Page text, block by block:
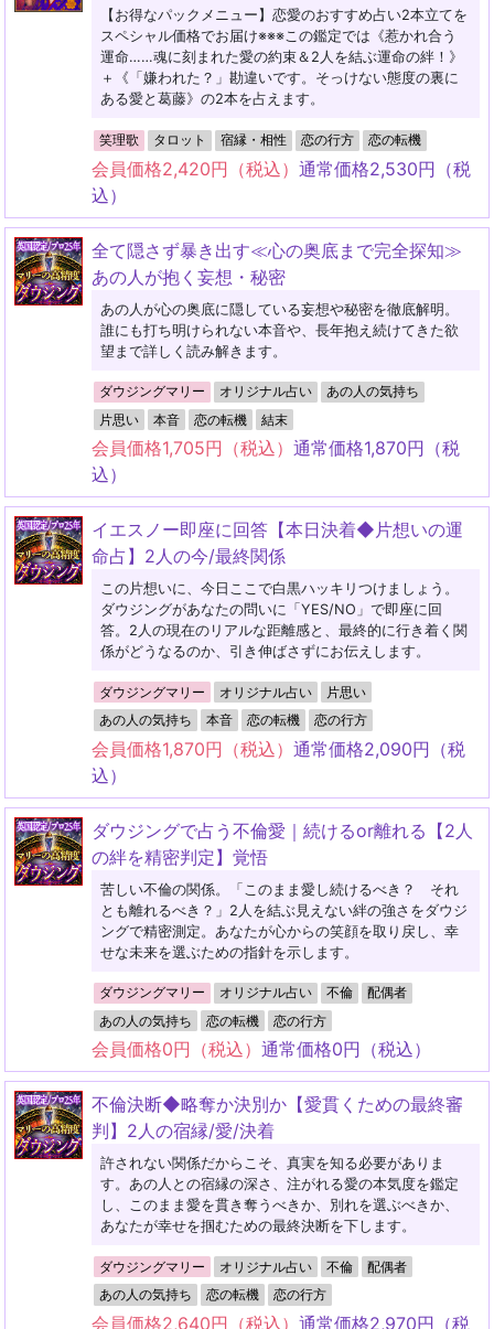
【お得なパックメニュー】恋愛のおすすめ占い2本立てを
スペシャル価格でお届け※※※この鑑定では《惹かれ合う
運命……魂に刻まれた愛の約束＆2人を結ぶ運命の絆！》
＋《「嫌われた？」勘違いです。そっけない態度の裏に
ある愛と葛藤》の2本を占えます。
笑理歌 タロット 宿縁・相性 恋の行方 恋の転機
会員価格2,420円（税込）通常価格2,530円（税
込）
全て隠さず暴き出す≪心の奥底まで完全探知≫
あの人が抱く妄想・秘密
あの人が心の奥底に隠している妄想や秘密を徹底解明。
誰にも打ち明けられない本音や、長年抱え続けてきた欲
望まで詳しく読み解きます。
ダウジングマリー オリジナル占い
あの人の気持ち
片思い
本音 恋の転機 結末
会員価格1,705円（税込）通常価格1,870円（税
込）
イエスノー即座に回答【本日決着◆片想いの運
命占】2人の今/最終関係
この片想いに、今日ここで白黒ハッキリつけましょう。
ダウジングがあなたの問いに「YES/NO」で即座に回
答。2人の現在のリアルな距離感と、最終的に行き着く関
係がどうなるのか、引き伸ばさずにお伝えします。
ダウジングマリー オリジナル占い
片思い
あの人の気持ち
本音 恋の転機 恋の行方
会員価格1,870円（税込）通常価格2,090円（税
込）
ダウジングで占う不倫愛｜続けるor離れる【2人
の絆を精密判定】覚悟
苦しい不倫の関係。「このまま愛し続けるべき？ それ
とも離れるべき？」2人を結ぶ見えない絆の強さをダウジ
ングで精密測定。あなたが心からの笑顔を取り戻し、幸
せな未来を選ぶための指針を示します。
ダウジングマリー オリジナル占い 不倫
配偶者
あの人の気持ち
恋の転機 恋の行方
会員価格0円（税込）通常価格0円（税込）
不倫決断◆略奪か決別か【愛貫くための最終審
判】2人の宿縁/愛/決着
許されない関係だからこそ、真実を知る必要がありま
す。あの人との宿縁の深さ、注がれる愛の本気度を鑑定
し、このまま愛を貫き奪うべきか、別れを選ぶべきか、
あなたが幸せを掴むための最終決断を下します。
ダウジングマリー オリジナル占い 不倫
配偶者
あの人の気持ち
恋の転機 恋の行方
会員価格2,640円（税込）通常価格2,970円（税